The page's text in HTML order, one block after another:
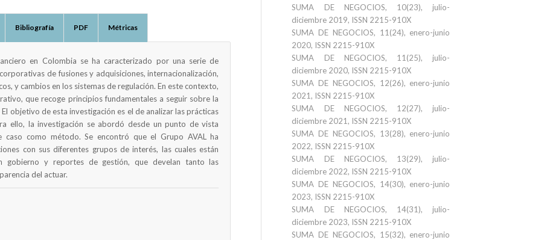
Bibliografía PDF Métricas
en Colombia se ha caracterizado por una serie de
de fusiones y adquisiciones, internacionalización,
y cambios en los sistemas de regulación. En este contexto,
que recoge principios fundamentales a seguir sobre la
objetivo de esta investigación es el de analizar las prácticas
ello, la investigación se abordó desde un punto de vista
como método. Se encontró que el Grupo AVAL ha
con sus diferentes grupos de interés, las cuales están
gobierno y reportes de gestión, que develan tanto las
del actuar.
SUMA DE NEGOCIOS, 10(23), julio-
diciembre 2019, ISSN 2215-910X
SUMA DE NEGOCIOS, 11(24), enero-junio
2020, ISSN 2215-910X
SUMA DE NEGOCIOS, 11(25), julio-
diciembre 2020, ISSN 2215-910X
SUMA DE NEGOCIOS, 12(26), enero-junio
2021, ISSN 2215-910X
SUMA DE NEGOCIOS, 12(27), julio-
diciembre 2021, ISSN 2215-910X
SUMA DE NEGOCIOS, 13(28), enero-junio
2022, ISSN 2215-910X
SUMA DE NEGOCIOS, 13(29), julio-
diciembre 2022, ISSN 2215-910X
SUMA DE NEGOCIOS, 14(30), enero-junio
2023, ISSN 2215-910X
SUMA DE NEGOCIOS, 14(31), julio-
diciembre 2023, ISSN 2215-910X
SUMA DE NEGOCIOS, 15(32), enero-junio